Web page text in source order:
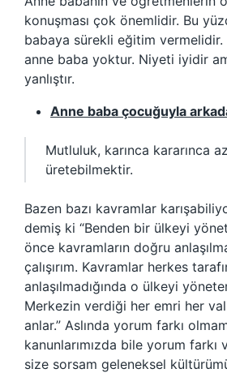
konuşması çok önemlidir. Bu
babaya sürekli eğitim
anne baba yoktur. Niyeti iyidir
yanlıştır.
Anne baba çocuğuyla
Mutluluk, karınca kararınca
üretebilmektir.
Bazen bazı kavramlar
demiş ki “Benden bir ülkeyi
önce kavramların doğru
çalışırım. Kavramlar herkes
anlaşılmadığında o ülkeyi
Merkezin verdiği her emri her
anlar.” Aslında yorum farkı
kanunlarımızda bile yorum farkı
size sorsam geleneksel